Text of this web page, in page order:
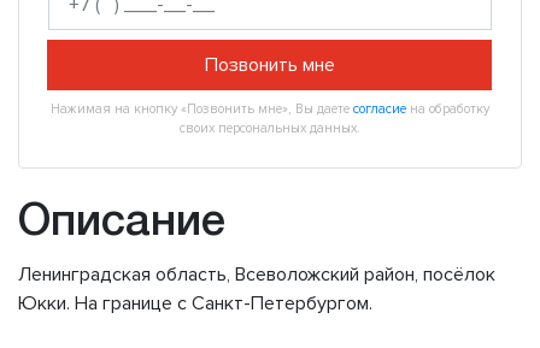
Позвонить мне
Нажимая на кнопку «Позвонить мне», Вы даете согласие на обработку
своих персональных данных.
Описание
Ленинградская область, Всеволожский район, посёлок
Юкки. На границе с Санкт-Петербургом.